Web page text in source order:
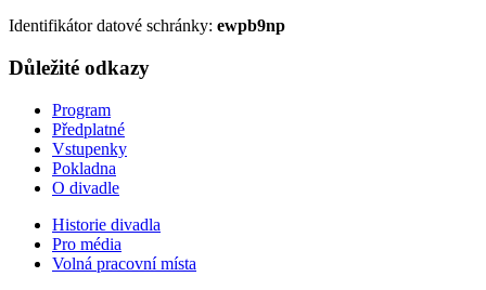
Identifikátor datové schránky: ewpb9np
Důležité odkazy
Program
Předplatné
Vstupenky
Pokladna
O divadle
Historie divadla
Pro média
Volná pracovní místa